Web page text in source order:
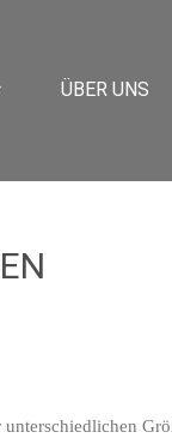
ÜBER UNS